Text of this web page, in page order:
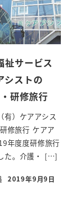
祉サービス
シストの
研修旅行
有）ケアアシス
修旅行 ケアア
年度度研修旅行
た。介護・ […]
2019年9月9日